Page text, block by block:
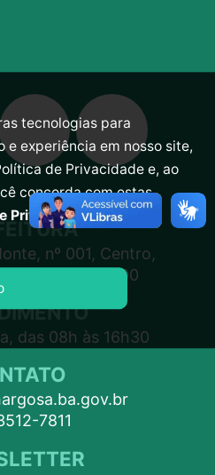
nº 001, Centro,
CEP 45300-000
das 08h às 16h30
7811
tecnologias para
e experiência em nosso site,
de Privacidade e, ao
concorda com estas
Privacidade.